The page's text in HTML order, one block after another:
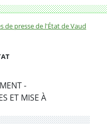
de presse de l'État de Vaud
directeur cantonal et
-
ET MISE À